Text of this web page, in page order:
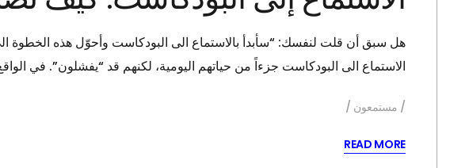
هل سبق أن قلت لنفسك: “سأبدأ بالاستماع الى البودكاست وأحوّل هذه الخطوة
الاستماع الى البودكاست جزءاً من حياتهم اليومية، لكنهم قد “يفشلون”. في
مستمعون
READ MORE